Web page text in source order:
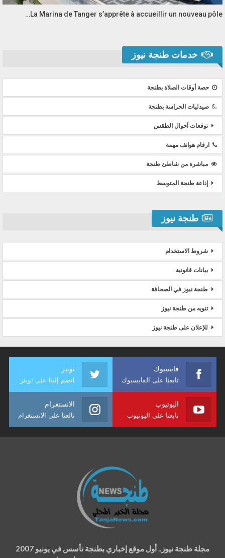
La Marina de Tanger s’apprête à accueillir un nouveau pôle…
خدمات طنجة نيوز
حصة أوقات الصلاة بطنجة
صيدليات الحراسة بطنجة
توقعات أحوال الطقس
ارقام هواتف مهمة
مباشرة من شاطئ طنجة
إذاعة طنجة المتوسط
طنجة نيوز
شروط الاستخدام
بيانات قانونية
طنجة نيوز في الصحافة
تنويه من طنجة نيوز
للإعلان على طنجة نيوز
فايسبوك
تابعنا على الفايسبوك
تويتر
انضم إلينا على تويتر
اليوتيوب
تابعنا على اليوتيوب
الانستغرام
تالعنا على الانستغرام
مجلة طنجة نيوز.. أول موقع إخباري بطنجة تأسس في يونيو 2007